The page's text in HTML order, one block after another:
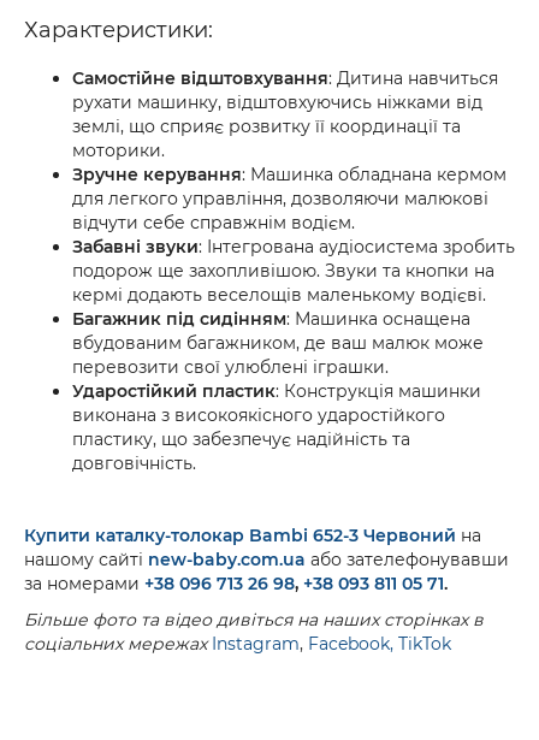
Характеристики:
Самостійне відштовхування: Дитина навчиться
рухати машинку, відштовхуючись ніжками від
землі, що сприяє розвитку її координації та
моторики.
Зручне керування: Машинка обладнана кермом
для легкого управління, дозволяючи малюкові
відчути себе справжнім водієм.
Забавні звуки: Інтегрована аудіосистема зробить
подорож ще захопливішою. Звуки та кнопки на
кермі додають веселощів маленькому водієві.
Багажник під сидінням: Машинка оснащена
вбудованим багажником, де ваш малюк може
перевозити свої улюблені іграшки.
Ударостійкий пластик: Конструкція машинки
виконана з високоякісного ударостійкого
пластику, що забезпечує надійність та
довговічність.
Купити каталку-толокар Bambi 652-3 Червоний на
нашому сайті new-baby.com.ua або зателефонувавши
за номерами +38 096 713 26 98, +38 093 811 05 71.
Більше фото та відео дивіться на наших сторінках в
соціальних мережах Instagram, Facebook, TikTok